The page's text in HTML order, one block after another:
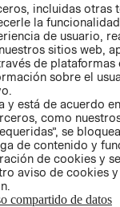
AVISO DE
PRIVACIDAD
GIFT CARD
AVISO DE
incluidas otras
la
de usuario,
sitios web,
de plataformas
sobre el
y está de acuerdo
como
se
de contenido y
de cookies y
aviso de cookies
compartido de datos